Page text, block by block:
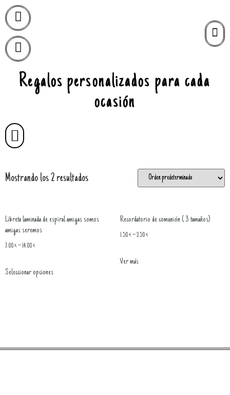
Regalos personalizados para cada
ocasión
Mostrando los 2 resultados
Libreta laminada de espiral amigas somos
amigas seremos
7.00€–14.00€
Seleccionar opciones
Recordatorio de comunión ( 3 tamaños)
1.50€–2.50€
Ver más